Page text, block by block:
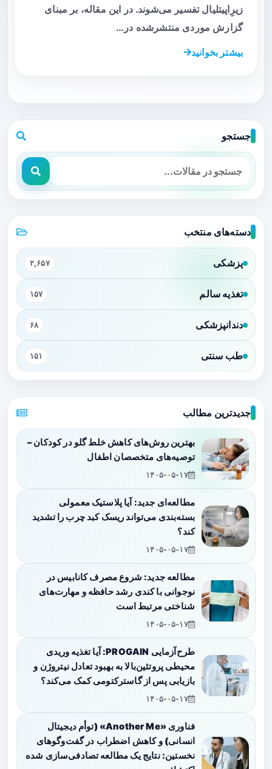
زیرِ‌اپیتلیال تفسیر می‌شوند. در این مقاله، بر مبنای
گزارش موردی منتشرشده در…
بیشتر بخوانید
جستجو
دسته‌های منتخب
پزشکی ۲,۶۵۷
تغذیه سالم ۱۵۷
دندانپزشکی ۶۸
طب سنتی ۱۵۱
جدیدترین مطالب
بهترین روش‌های کاهش خلط گلو در کودکان –
توصیه‌های متخصصان اطفال
۱۴۰۵-۰۵-۱۷
مطالعه‌ای جدید: آیا پلاستیک معمولی
بسته‌بندی می‌تواند ریسک کبد چرب را تشدید
کند؟
۱۴۰۵-۰۵-۱۷
مطالعه جدید: شروع مصرف کانابیس در
نوجوانی با کندی رشد حافظه و مهارت‌های
شناختی مرتبط است
۱۴۰۵-۰۵-۱۷
طرح‌آزمایی PROGAIN: آیا تغذیه وریدی
محیطی پروتئین‌بالا به بهبود تعادل نیتروژن و
بازیابی پس از گاسترکتومی کمک می‌کند؟
۱۴۰۵-۰۵-۱۷
فناوری «Another Me» (توأم دیجیتال
انسانی) و کاهش اضطراب در گفت‌وگوهای
نخستین: نتایج یک مطالعه تصادفی‌سازی شده